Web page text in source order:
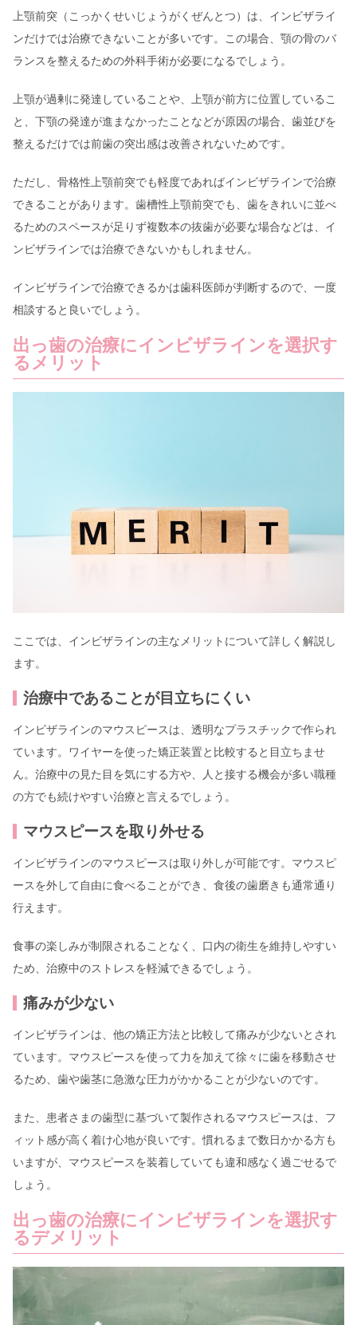
上顎前突（こっかくせいじょうがくぜんとつ）は、インビザライ
ンだけでは治療できないことが多いです。この場合、顎の骨のバ
ランスを整えるための外科手術が必要になるでしょう。
上顎が過剰に発達していることや、上顎が前方に位置しているこ
と、下顎の発達が進まなかったことなどが原因の場合、歯並びを
整えるだけでは前歯の突出感は改善されないためです。
ただし、骨格性上顎前突でも軽度であればインビザラインで治療
できることがあります。歯槽性上顎前突でも、歯をきれいに並べ
るためのスペースが足りず複数本の抜歯が必要な場合などは、イ
ンビザラインでは治療できないかもしれません。
インビザラインで治療できるかは歯科医師が判断するので、一度
相談すると良いでしょう。
出っ歯の治療にインビザラインを選択す
るメリット
ここでは、インビザラインの主なメリットについて詳しく解説し
ます。
治療中であることが目立ちにくい
インビザラインのマウスピースは、透明なプラスチックで作られ
ています。ワイヤーを使った矯正装置と比較すると目立ちませ
ん。治療中の見た目を気にする方や、人と接する機会が多い職種
の方でも続けやすい治療と言えるでしょう。
マウスピースを取り外せる
インビザラインのマウスピースは取り外しが可能です。マウスピ
ースを外して自由に食べることができ、食後の歯磨きも通常通り
行えます。
食事の楽しみが制限されることなく、口内の衛生を維持しやすい
ため、治療中のストレスを軽減できるでしょう。
痛みが少ない
インビザラインは、他の矯正方法と比較して痛みが少ないとされ
ています。マウスピースを使って力を加えて徐々に歯を移動させ
るため、歯や歯茎に急激な圧力がかかることが少ないのです。
また、患者さまの歯型に基づいて製作されるマウスピースは、フ
ィット感が高く着け心地が良いです。慣れるまで数日かかる方も
いますが、マウスピースを装着していても違和感なく過ごせるで
しょう。
出っ歯の治療にインビザラインを選択す
るデメリット